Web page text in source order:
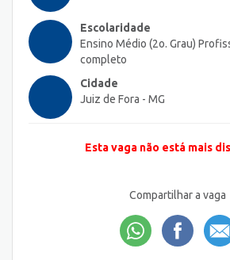
Escolaridade
Ensino Médio (2o. Grau)
completo
Cidade
Juiz de Fora - MG
Esta vaga não está mais
Compartilhar a vaga